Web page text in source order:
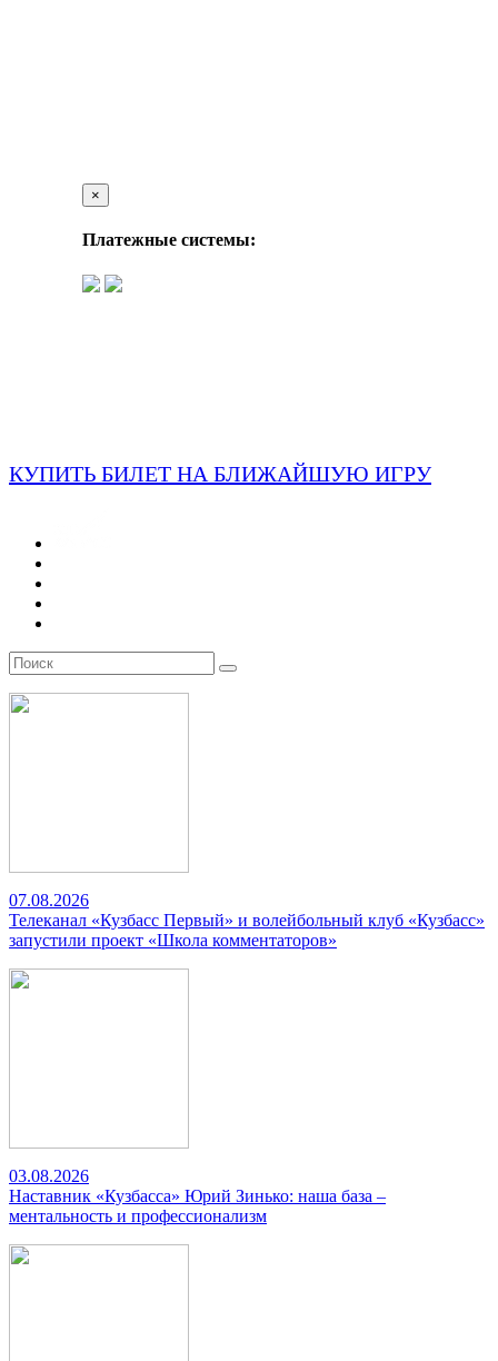
×
Платежные системы:
КУПИТЬ БИЛЕТ НА БЛИЖАЙШУЮ ИГРУ
07.08.2026
Телеканал «Кузбасс Первый» и волейбольный клуб «Кузбасс»
запустили проект «Школа комментаторов»
03.08.2026
Наставник «Кузбасса» Юрий Зинько: наша база –
ментальность и профессионализм